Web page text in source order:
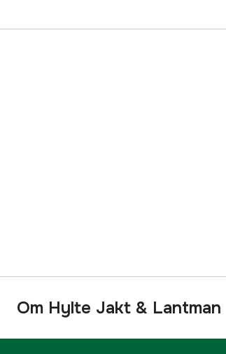
Om Hylte Jakt & Lantman